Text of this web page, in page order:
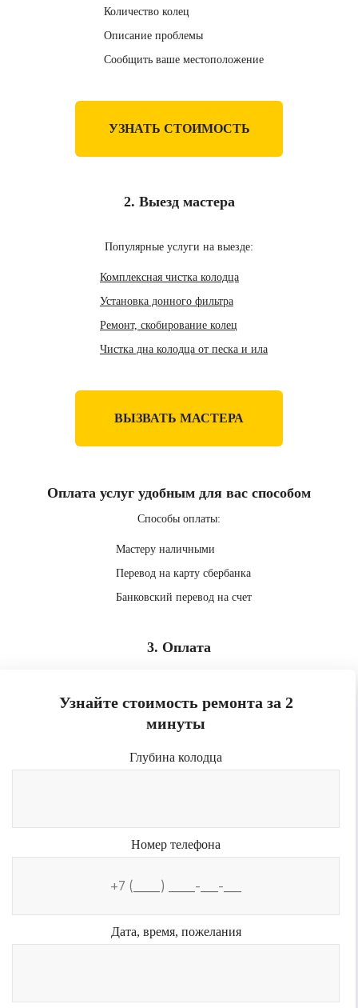
Количество колец
Описание проблемы
Сообщить ваше местоположение
УЗНАТЬ СТОИМОСТЬ
2. Выезд мастера
Популярные услуги на выезде:
Комплексная чистка колодца
Установка донного фильтра
Ремонт, скобирование колец
Чистка дна колодца от песка и ила
ВЫЗВАТЬ МАСТЕРА
3. Оплата
Узнайте стоимость ремонта за 2
минуты
Глубина колодца
Номер телефона
Дата, время, пожелания
Оплата услуг удобным для вас способом
Способы оплаты:
Мастеру наличными
Перевод на карту сбербанка
Банковский перевод на счет